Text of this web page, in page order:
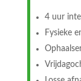
4 uur
Fysieke